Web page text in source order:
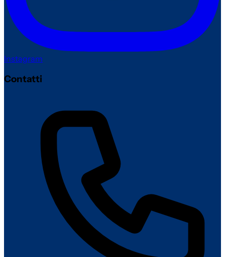
Instagram
Contatti